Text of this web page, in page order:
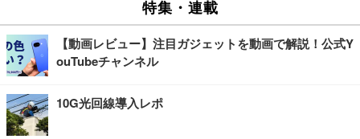
特集・連載
【動画レビュー】注目ガジェットを動画で解説！公式Y
ouTubeチャンネル
10G光回線導入レポ